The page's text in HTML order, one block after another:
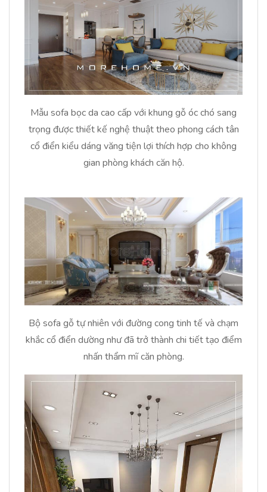
Mẫu sofa bọc da cao cấp với khung gỗ óc chó sang
trọng được thiết kế nghệ thuật theo phong cách tân
cổ điển kiểu dáng văng tiện lợi thích hợp cho không
gian phòng khách căn hộ.
Bộ sofa gỗ tự nhiên với đường cong tinh tế và chạm
khắc cổ điển dường như đã trở thành chi tiết tạo điểm
nhấn thẩm mĩ căn phòng.